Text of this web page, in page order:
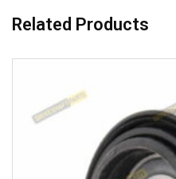
Related Products